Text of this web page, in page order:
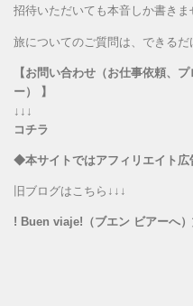
招待いただいても本音しか書きま
旅についてのご質問は、できるだ
【お問い合わせ（お仕事依頼、
ー） 】
↓↓↓
コチラ
◆本サイトではアフィリエイト広
旧ブログはこちら↓↓↓
! Buen viaje!（ブエン ビアーへ